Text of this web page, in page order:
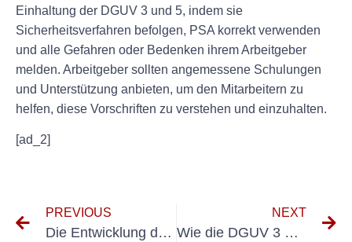
Einhaltung der DGUV 3 und 5, indem sie
Sicherheitsverfahren befolgen, PSA korrekt verwenden
und alle Gefahren oder Bedenken ihrem Arbeitgeber
melden. Arbeitgeber sollten angemessene Schulungen
und Unterstützung anbieten, um den Mitarbeitern zu
helfen, diese Vorschriften zu verstehen und einzuhalten.
[ad_2]
PREVIOUS
Die Entwicklung der Vorschrift 3 der Deutschen Gesetzlichen Unfallversicherung und ihre Auswirkungen auf die Sicherheit am Arbeitsplatz
NEXT
Wie die DGUV 3 BGV A3 dazu beitragen kann, eine Sicherheitskultur am Arbeitsplatz zu schaffen.